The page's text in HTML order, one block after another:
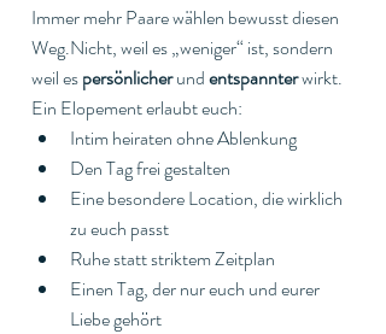
Immer mehr Paare wählen bewusst diesen
Weg.Nicht, weil es „weniger“ ist, sondern
weil es persönlicher und entspannter wirkt.
Ein Elopement erlaubt euch:
Intim heiraten ohne Ablenkung
Den Tag frei gestalten
Eine besondere Location, die wirklich
zu euch passt
Ruhe statt striktem Zeitplan
Einen Tag, der nur euch und eurer
Liebe gehört